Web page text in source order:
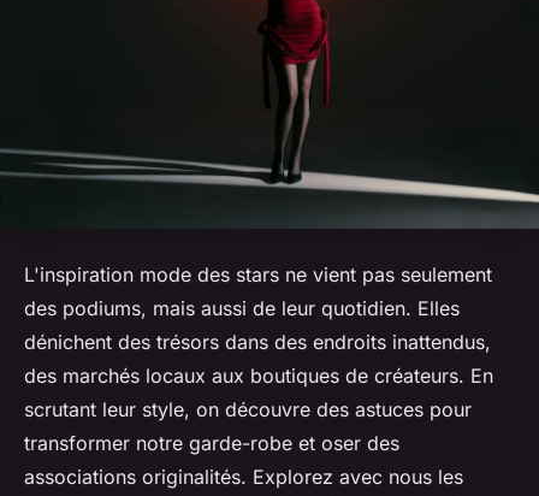
L'inspiration mode des stars ne vient pas seulement
des podiums, mais aussi de leur quotidien. Elles
dénichent des trésors dans des endroits inattendus,
des marchés locaux aux boutiques de créateurs. En
scrutant leur style, on découvre des astuces pour
transformer notre garde-robe et oser des
associations originalités. Explorez avec nous les